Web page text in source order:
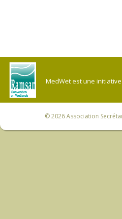
MedWet est une
© 2026Association